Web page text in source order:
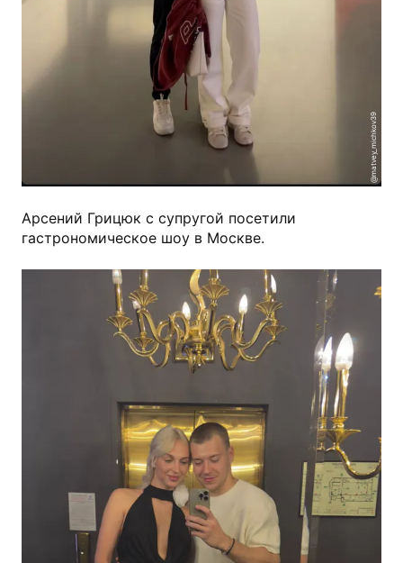
@matvey_michkov39
Арсений Грицюк с супругой посетили
гастрономическое шоу в Москве.